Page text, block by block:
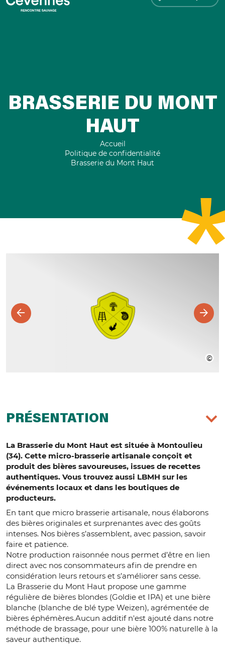
BRASSERIE DU MONT
HAUT
Accueil
Politique de confidentialité
Brasserie du Mont Haut
PRÉSENTATION
La Brasserie du Mont Haut est située à Montoulieu
(34). Cette micro-brasserie artisanale conçoit et
produit des bières savoureuses, issues de recettes
authentiques. Vous trouvez aussi LBMH sur les
événements locaux et dans les boutiques de
producteurs.
En tant que micro brasserie artisanale, nous élaborons
des bières originales et surprenantes avec des goûts
intenses. Nos bières s’assemblent, avec passion, savoir
faire et patience.
Notre production raisonnée nous permet d’être en lien
direct avec nos consommateurs afin de prendre en
considération leurs retours et s’améliorer sans cesse.
La Brasserie du Mont Haut propose une gamme
régulière de bières blondes (Goldie et IPA) et une bière
blanche (blanche de blé type Weizen), agrémentée de
bières éphémères.Aucun additif n'est ajouté dans notre
méthode de brassage, pour une bière 100% naturelle à la
saveur authentique.